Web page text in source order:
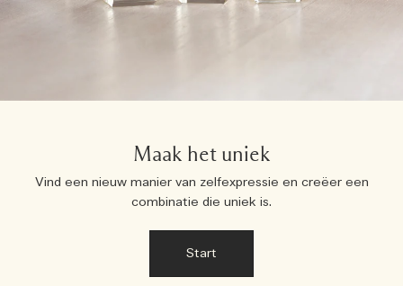
Maak het uniek
Vind een nieuw manier van zelfexpressie en creëer een
combinatie die uniek is.
Start